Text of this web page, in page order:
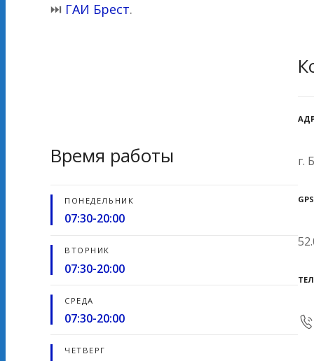
⏭ ГАИ Брест.
Время работы
ПОНЕДЕЛЬНИК
07:30-20:00
ВТОРНИК
07:30-20:00
СРЕДА
07:30-20:00
ЧЕТВЕРГ
г.
GPS